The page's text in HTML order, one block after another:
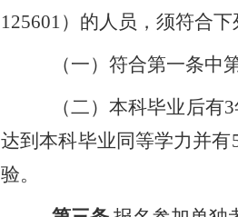
125601）的人员，须符合下
（一）符合第一条中
（二）本科毕业后有
达到本科毕业同等学力并
验。